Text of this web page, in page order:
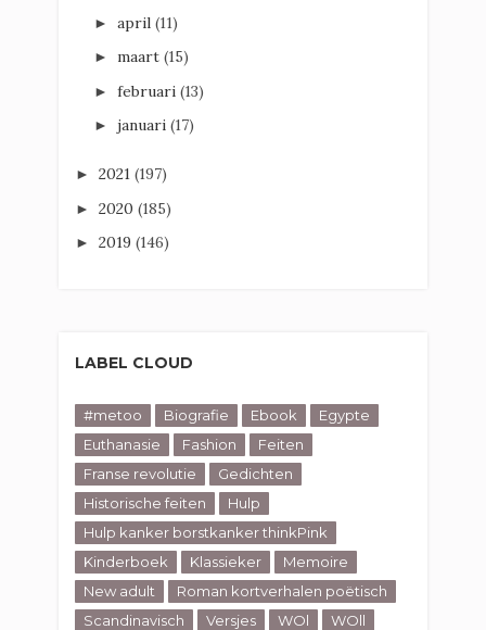
► april (11)
► maart (15)
► februari (13)
► januari (17)
► 2021 (197)
► 2020 (185)
► 2019 (146)
LABEL CLOUD
#metoo Biografie Ebook
Egypte
Euthanasie
Fashion
Feiten
Franse revolutie
Gedichten
Historische feiten
Hulp
Hulp kanker borstkanker thinkPink
Kinderboek
Klassieker
Memoire
New adult
Roman kortverhalen poëtisch
Scandinavisch
Versjes WOl
WOll